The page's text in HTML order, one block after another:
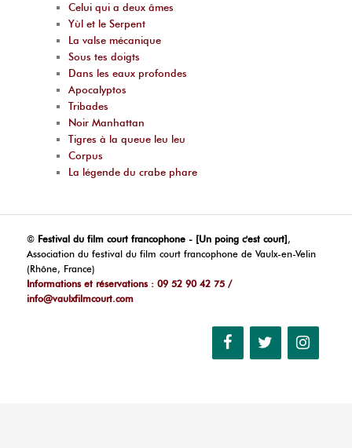
Celui qui a deux âmes
Yùl et le Serpent
La valse mécanique
Sous tes doigts
Dans les eaux profondes
Apocalyptos
Tribades
Noir Manhattan
Tigres à la queue leu leu
Corpus
La légende du crabe phare
© Festival du film court francophone - [Un poing c'est court],
Association du festival du film court francophone de Vaulx-en-Velin
(Rhône, France)
Informations et réservations : 09 52 90 42 75 /
info@vaulxfilmcourt.com